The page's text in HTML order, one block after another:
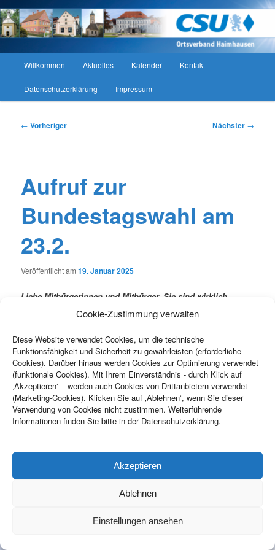
Cookie-Zustimmung verwalten
Diese Website verwendet Cookies, um die technische
Funktionsfähigkeit und Sicherheit zu gewährleisten (erforderliche
Cookies). Darüber hinaus werden Cookies zur Optimierung verwendet
(funktionale Cookies). Mit Ihrem Einverständnis - durch Klick auf
‚Akzeptieren‘ – werden auch Cookies von Drittanbietern verwendet
(Marketing-Cookies). Klicken Sie auf ‚Ablehnen‘, wenn Sie dieser
Verwendung von Cookies nicht zustimmen. Weiterführende
Informationen finden Sie bitte in der Datenschutzerklärung.
Akzeptieren
Ablehnen
Einstellungen ansehen
Zum
primären
Inhalt
CSU Ortsverband Haimhausen
CSU Ortsverband Haimhausen
Willkommen Aktuelles Kalender Kontakt
Datenschutzerklärung Impressum
Beitragsnavigation
← Vorheriger Nächster →
Aufruf zur
Bundestagswahl am
23.2.
Veröffentlicht am19. Januar 2025
Liebe Mitbürgerinnen und Mitbürger, Sie sind wirklich
bürgerlich? Und Sie sind
wirklich
für eine starke
Bundesregierung, damit das Land in Ordnung kommt?
Dann geben Sie bitte Ihre beiden Stimmen Katrin Staffler
und der CSU.Denn: Zersplitterung und Denkzettel zahlen
sich nicht aus, das haben wir seit der Bundestagswahl 2021
erlebt. Und:Damit sichern Sie sichdagegenab, dass Ihre
direkt gewählte Abgeordneteam neuen Wahlrechtscheitert,
weil die Zweistimmen nicht reichen. Ihr Dr. Rupert Deger
vorbehalten.